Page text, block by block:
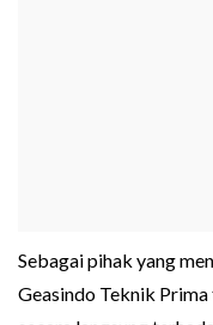
Sebagai pihak yang
Geasindo Teknik